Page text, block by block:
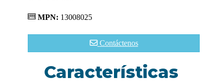
MPN: 13008025
Contáctenos
Características